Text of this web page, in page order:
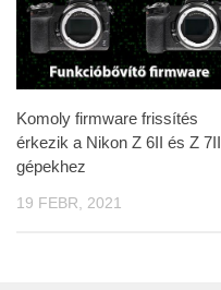
Komoly firmware frissítés
érkezik a Nikon Z 6II és Z 7II
gépekhez
19 FEBR, 2021